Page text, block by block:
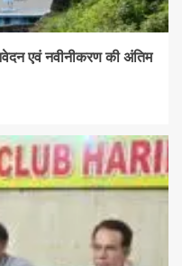
एवं नवीनीकरण की अंतिम